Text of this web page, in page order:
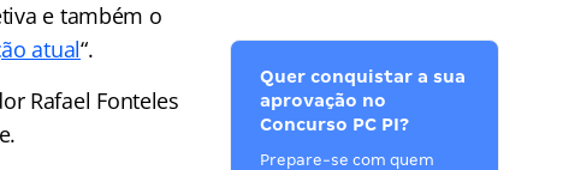
e também o
atual“.
Rafael Fonteles
Quer conquistar a sua
aprovação no
Concurso PC PI?
Prepare-se com quem